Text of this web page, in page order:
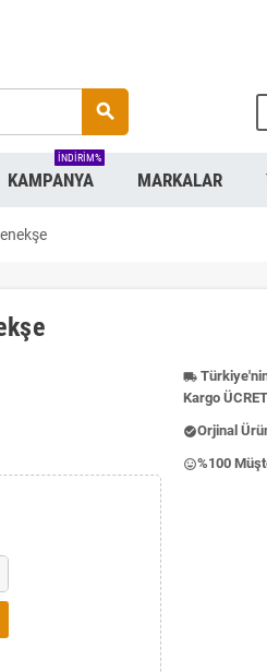
search
KAMPANYA
INDIRIM%
MARKALAR
local_shipping
Kargo
check_circleOrjinal
insert_emoticon%100